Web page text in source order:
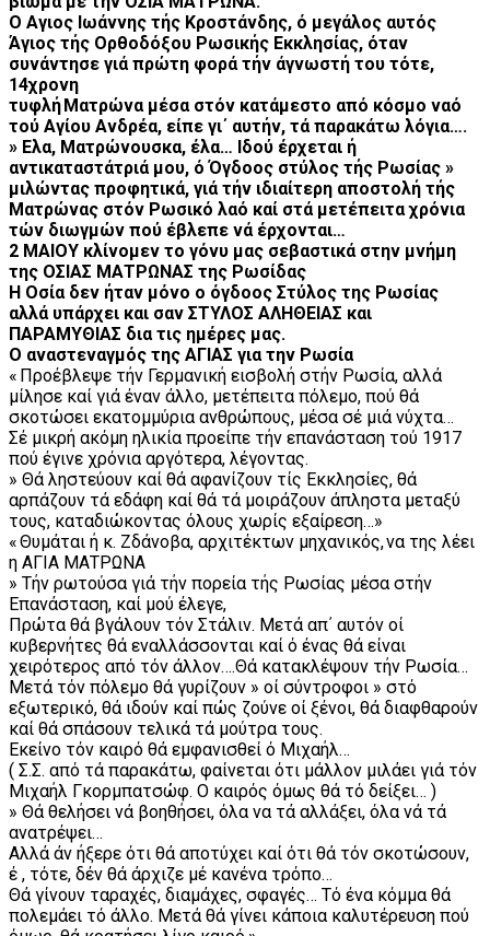
Ο Αγιος Ιωάννης τής Κροστάνδης, ό μεγάλος αυτός
Άγιος τής Ορθοδόξου Ρωσικής Εκκλησίας, όταν
συνάντησε γιά πρώτη φορά τήν άγνωστή του τότε,
14χρονη
τυφλή Ματρώνα μέσα στόν κατάμεστο από κόσμο ναό
τού Αγίου Ανδρέα, είπε γι΄ αυτήν, τά παρακάτω λόγια….
» Ελα, Ματρώνουσκα, έλα… Ιδού έρχεται ή
αντικαταστάτριά μου, ό Όγδοος στύλος τής Ρωσίας »
μιλώντας προφητικά, γιά τήν ιδιαίτερη αποστολή τής
Ματρώνας στόν Ρωσικό λαό καί στά μετέπειτα χρόνια
τών διωγμών πού έβλεπε νά έρχονται…
2 ΜΑΙΟΥ κλίνομεν το γόνυ μας σεβαστικά στην μνήμη
της ΟΣΙΑΣ ΜΑΤΡΩΝΑΣ της Ρωσίδας
Η Οσία δεν ήταν μόνο ο όγδοος Στύλος της Ρωσίας
αλλά υπάρχει και σαν ΣΤΥΛΟΣ ΑΛΗΘΕΙΑΣ και
ΠΑΡΑΜΥΘΙΑΣ δια τις ημέρες μας.
Ο αναστεναγμός της ΑΓΙΑΣ για την Ρωσία
« Προέβλεψε τήν Γερμανική εισβολή στήν Ρωσία, αλλά
μίλησε καί γιά έναν άλλο, μετέπειτα πόλεμο, πού θά
σκοτώσει εκατομμύρια ανθρώπους, μέσα σέ μιά νύχτα…
Σέ μικρή ακόμη ηλικία προείπε τήν επανάσταση τού 1917
πού έγινε χρόνια αργότερα, λέγοντας.
» Θά ληστεύουν καί θά αφανίζουν τίς Εκκλησίες, θά
αρπάζουν τά εδάφη καί θά τά μοιράζουν άπληστα μεταξύ
τους, καταδιώκοντας όλους χωρίς εξαίρεση…»
« Θυμάται ή κ. Ζδάνοβα, αρχιτέκτων μηχανικός, να της λέει
η ΑΓΙΑ ΜΑΤΡΩΝΑ
» Τήν ρωτούσα γιά τήν πορεία τής Ρωσίας μέσα στήν
Επανάσταση, καί μού έλεγε,
Πρώτα θά βγάλουν τόν Στάλιν. Μετά απ΄ αυτόν οί
κυβερνήτες θά εναλλάσσονται καί ό ένας θά είναι
χειρότερος από τόν άλλον….Θά κατακλέψουν τήν Ρωσία…
Μετά τόν πόλεμο θά γυρίζουν » οί σύντροφοι » στό
εξωτερικό, θά ιδούν καί πώς ζούνε οί ξένοι, θά διαφθαρούν
καί θά σπάσουν τελικά τά μούτρα τους.
Εκείνο τόν καιρό θά εμφανισθεί ό Μιχαήλ…
( Σ.Σ. από τά παρακάτω, φαίνεται ότι μάλλον μιλάει γιά τόν
Μιχαήλ Γκορμπατσώφ. Ο καιρός όμως θά τό δείξει… )
» Θά θελήσει νά βοηθήσει, όλα να τά αλλάξει, όλα νά τά
ανατρέψει…
Αλλά άν ήξερε ότι θά αποτύχει καί ότι θά τόν σκοτώσουν,
έ , τότε, δέν θά άρχιζε μέ κανένα τρόπο…
Θά γίνουν ταραχές, διαμάχες, σφαγές… Τό ένα κόμμα θά
πολεμάει τό άλλο. Μετά θά γίνει κάποια καλυτέρευση πού